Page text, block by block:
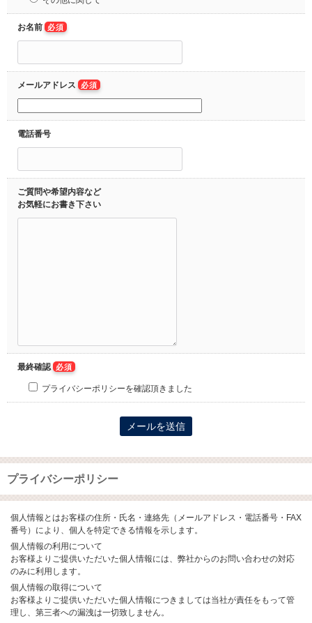
お名前 必須
メールアドレス 必須
電話番号
ご質問や希望内容など
お気軽にお書き下さい
最終確認 必須
プライバシーポリシーを確認頂きました
プライバシーポリシー
個人情報とはお客様の住所・氏名・連絡先（メールアドレス・電話番号・FAX
番号）により、個人を特定できる情報を示します。
個人情報の利用について
お客様よりご提供いただいた個人情報には、弊社からのお問い合わせの対応
のみに利用します。
個人情報の取得について
お客様よりご提供いただいた個人情報につきましては当社が責任をもって管
理し、第三者への漏洩は一切致しません。